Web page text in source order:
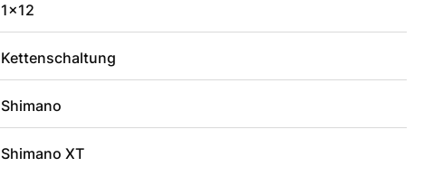
1x12
Kettenschaltung
Shimano
Shimano XT